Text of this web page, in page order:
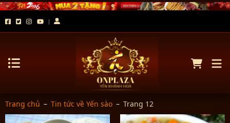
Trang chủ – Tin tức về Yến sào – Trang 12